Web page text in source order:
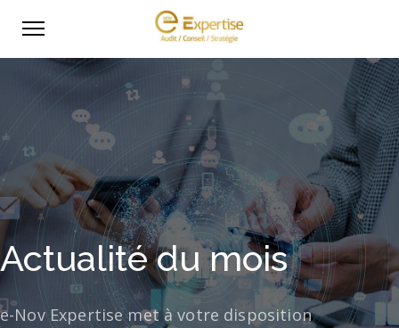
Actualité du mois
e-Nov Expertise met à votre disposition